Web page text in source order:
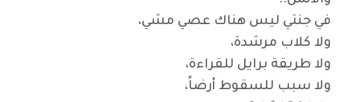
في جنتي ليس هناك عصي مشي،
ولا كلاب مرشدة،
ولا طريقة برايل للقراءة،
ولا سبب للسقوط أرضاً،